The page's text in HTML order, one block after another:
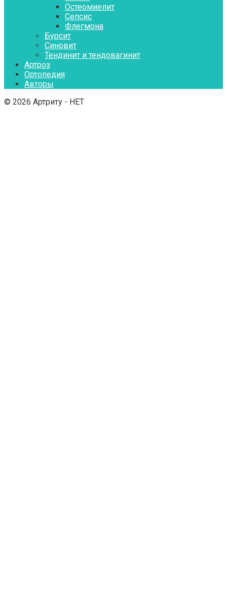
Остеомиелит
Сепсис
Флегмона
Бурсит
Синовит
Тендинит и тендовагинит
Артроз
Ортопедия
Авторы
© 2026 Артриту - НЕТ